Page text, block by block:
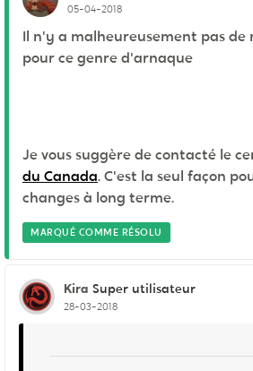
05-04-2018
Il n'y a malheureusement pas
pour ce genre d'arnaque
Je vous suggère de contacté le
du Canada. C'est la seul façon
changes à long terme.
MARQUÉ COMME RÉSOLU
Kira Super utilisateur
28-03-2018